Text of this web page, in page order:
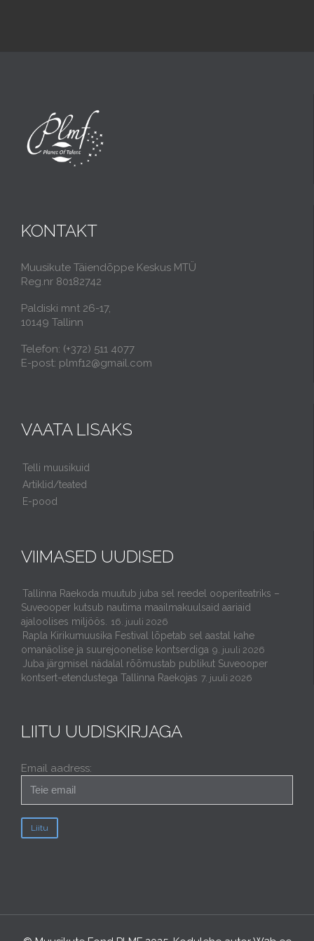
KONTAKT
Muusikute Täiendõppe Keskus MTÜ
Reg.nr 80182742
Paldiski mnt 26-17,
10149 Tallinn
Telefon: (+372) 511 4077
E-post: plmf12@gmail.com
VAATA LISAKS
Telli muusikuid
Artiklid/teated
E-pood
VIIMASED UUDISED
Tallinna Raekoda muutub juba sel reedel ooperiteatriks –
Suveooper kutsub nautima maailmakuulsaid aariaid
ajaloolises miljöös.
16. juuli 2026
Rapla Kirikumuusika Festival lõpetab sel aastal kahe
omanäolise ja suurejoonelise kontserdiga 9. juuli 2026
Juba järgmisel nädalal rõõmustab publikut Suveooper
kontsert-etendustega Tallinna Raekojas 7. juuli 2026
LIITU UUDISKIRJAGA
Email aadress: